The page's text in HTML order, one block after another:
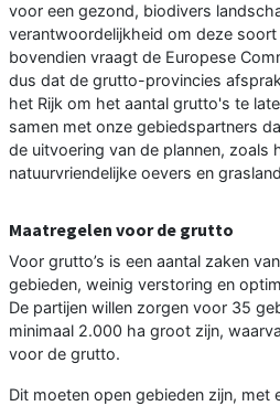
voor een gezond, biodivers
verantwoordelijkheid om deze
bovendien vraagt de Europese
dus dat de grutto-provincies
het Rijk om het aantal grutto's te
samen met onze gebiedspartners
de uitvoering van de plannen, zoals
natuurvriendelijke oevers en
Maatregelen voor de grutto
Voor grutto’s is een aantal zaken
gebieden, weinig verstoring en
De partijen willen zorgen voor 35
minimaal 2.000 ha groot zijn,
voor de grutto.
Dit moeten open gebieden zijn, met